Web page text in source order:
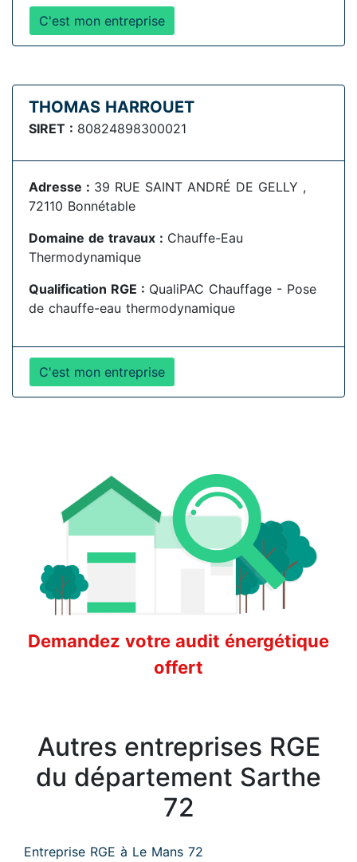
C'est mon entreprise
THOMAS HARROUET
SIRET : 80824898300021
Adresse : 39 RUE SAINT ANDRÉ DE GELLY ,
72110 Bonnétable
Domaine de travaux : Chauffe-Eau
Thermodynamique
Qualification RGE : QualiPAC Chauffage - Pose
de chauffe-eau thermodynamique
C'est mon entreprise
Demandez votre audit énergétique
offert
Autres entreprises RGE
du département Sarthe
72
Entreprise RGE à Le Mans 72